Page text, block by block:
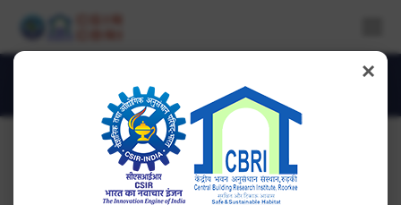
DSC_3176-1024×684
You are here:
×